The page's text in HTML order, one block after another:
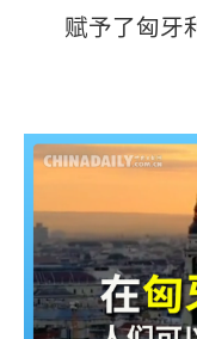
赋予了匈牙